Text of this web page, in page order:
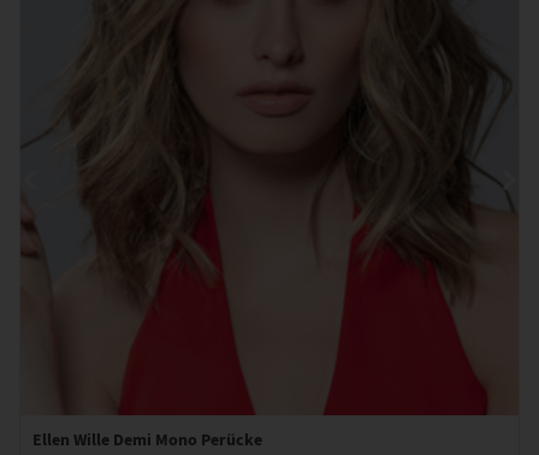
Ellen Wille Demi Mono Perücke